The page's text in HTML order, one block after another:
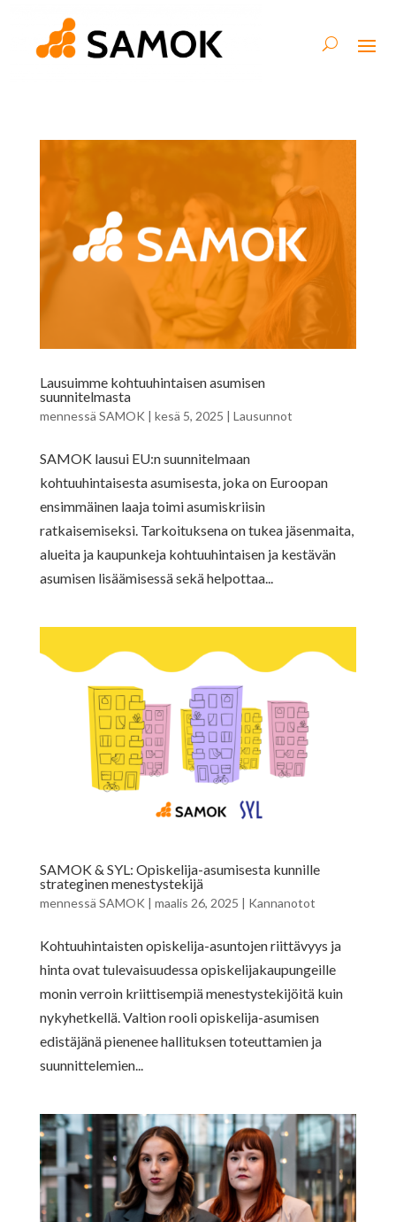
Lausuimme kohtuuhintaisen asumisen
suunnitelmasta
mennessä SAMOK | kesä 5, 2025 | Lausunnot
SAMOK lausui EU:n suunnitelmaan
kohtuuhintaisesta asumisesta, joka on Euroopan
ensimmäinen laaja toimi asumiskriisin
ratkaisemiseksi. Tarkoituksena on tukea jäsenmaita,
alueita ja kaupunkeja kohtuuhintaisen ja kestävän
asumisen lisäämisessä sekä helpottaa...
SAMOK & SYL: Opiskelija-asumisesta kunnille
strateginen menestystekijä
mennessä SAMOK | maalis 26, 2025 | Kannanotot
Kohtuuhintaisten opiskelija-asuntojen riittävyys ja
hinta ovat tulevaisuudessa opiskelijakaupungeille
monin verroin kriittisempiä menestystekijöitä kuin
nykyhetkellä. Valtion rooli opiskelija-asumisen
edistäjänä pienenee hallituksen toteuttamien ja
suunnittelemien...